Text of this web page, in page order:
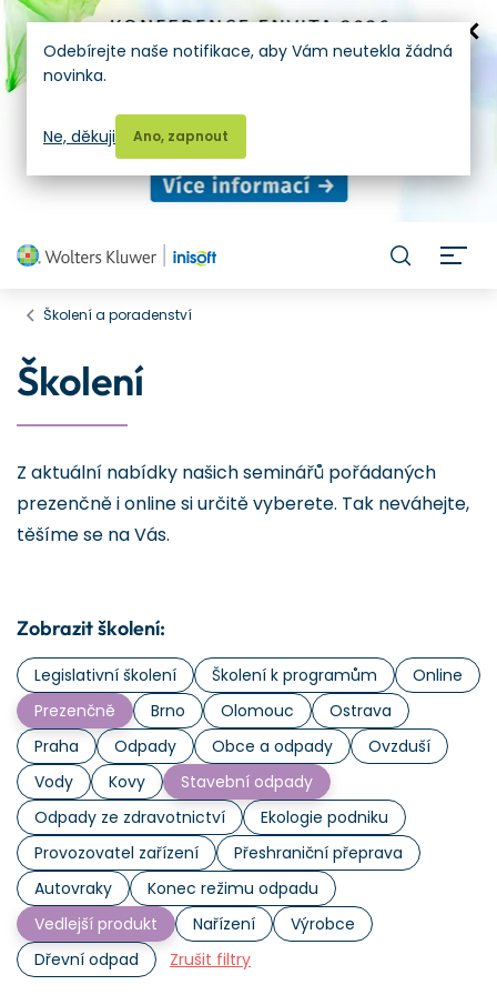
Školení a poradenství
Školení
Z aktuální nabídky našich seminářů pořádaných
prezenčně i online si určitě vyberete. Tak neváhejte,
těšíme se na Vás.
Zobrazit školení:
Legislativní školení Školení k programům
Online
Prezenčně
Brno Olomouc
Ostrava
Praha
Odpady Obce a odpady
Ovzduší
Vody
Kovy
Stavební odpady
Odpady ze zdravotnictví
Ekologie podniku
Provozovatel zařízení
Přeshraniční přeprava
Autovraky
Konec režimu odpadu
Vedlejší produkt
Nařízení
Výrobce
Dřevní odpad
Zrušit filtry
Odebírejte naše notifikace, aby Vám neutekla žádná
novinka.
Ano, zapnout
Ne, děkuji